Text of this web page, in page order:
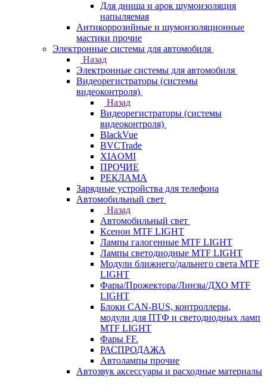
Для днища и арок шумоизоляция
напыляемая
Антикоррозийные и шумоизоляционные
мастики прочие
Электронные системы для автомобиля
Назад
Электронные системы для автомобиля
Видеорегистраторы (системы
видеоконтроля)
Назад
Видеорегистраторы (системы
видеоконтроля)
BlackVue
BVCTrade
XIAOMI
ПРОЧИЕ
РЕКЛАМА
Зарядные устройства для телефона
Автомобильный свет
Назад
Автомобильный свет
Ксенон MTF LIGHT
Лампы галогенные MTF LIGHT
Лампы светодиодные MTF LIGHT
Модули ближнего/дальнего света MTF
LIGHT
Фары/Прожектора/Линзы/ДХО MTF
LIGHT
Блоки CAN-BUS, контроллеры,
модули для ПТФ и светодиодных ламп
MTF LIGHT
Фары FF.
РАСПРОДАЖА
Автолампы прочие
Автозвук аксессуары и расходные материалы